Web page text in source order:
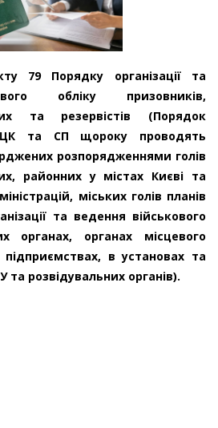
79 Порядку організації та
обліку призовників,
та резервістів (Порядок
та СП щороку проводять
розпорядженнями голів
районних у містах Києві та
міських голів планів
та ведення військового
органах, органах місцевого
в установах та
та розвідувальних органів).